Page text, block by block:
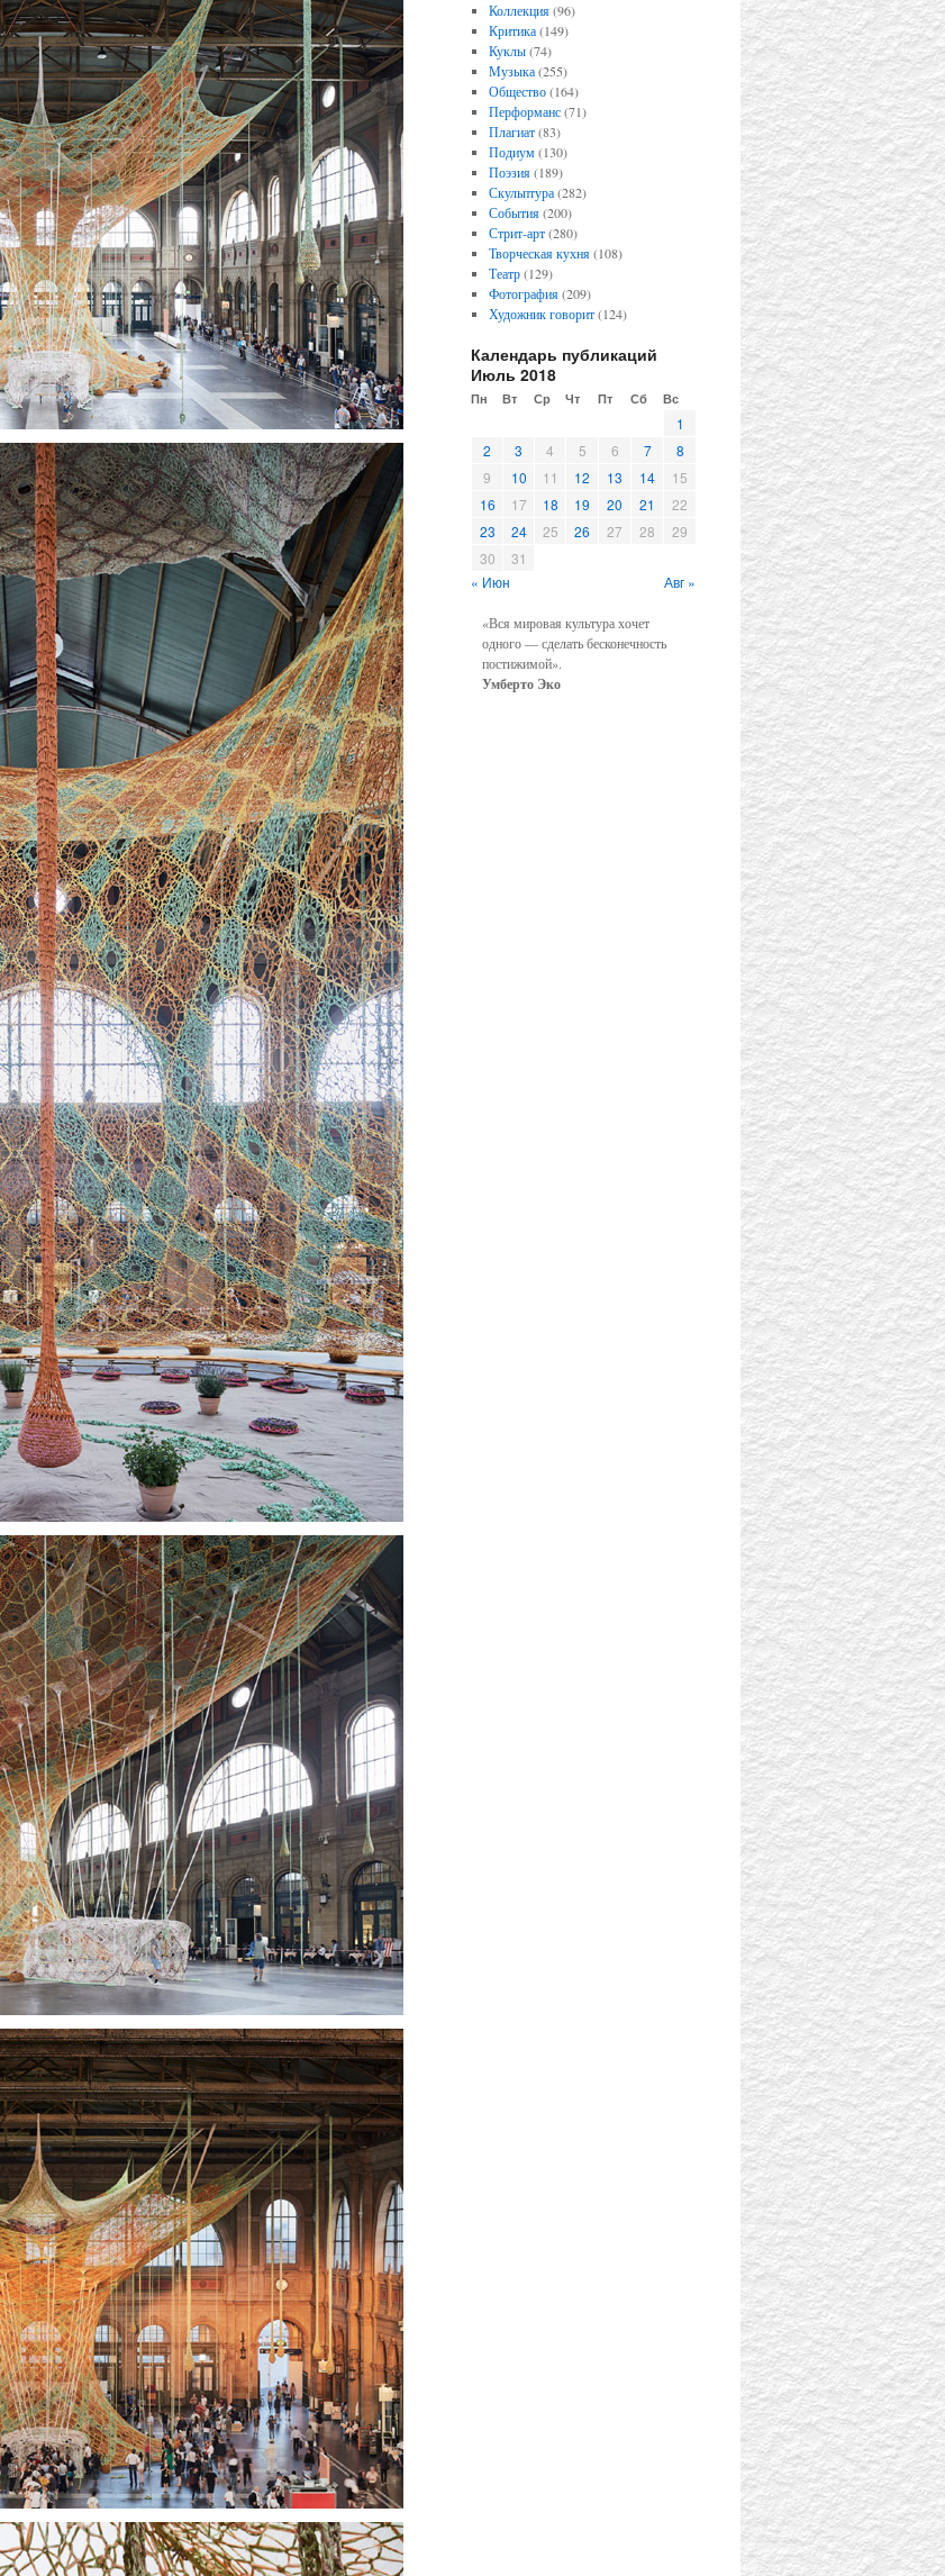
Коллекция(96)
Критика(149)
Куклы(74)
Музыка(255)
Общество(164)
Перформанс(71)
Плагиат(83)
Подиум(130)
Поэзия(189)
Скульптура(282)
События(200)
Стрит-арт(280)
Творческая кухня(108)
Театр(129)
Фотография(209)
Художник говорит(124)
Календарь публикаций
Июль 2018
Пн Вт Ср Чт Пт Сб Вс
« Июн Авг »
1
2
3 4 5 6 7
8
9
10 11 12 13 14
15
16
17 18 19 20 21
22
23
24 25 26 27 28
29
30
31
«Вся мировая культура хочет
одного — сделать бесконечность
постижимой».
Умберто Эко